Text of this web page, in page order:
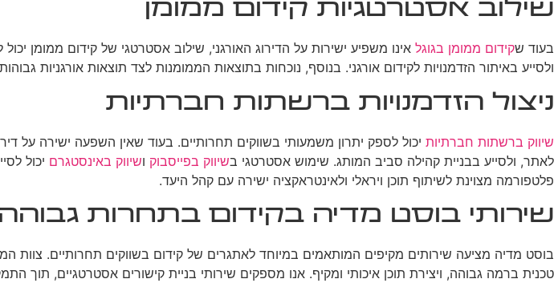
שילוב אסטרטגיות קידום ממומן
בעוד שקידום ממומן בגוגל אינו משפיע ישירות על הדירוג האורגני, שילוב אסטרטגי של קידום ממומן
ולסייע באיתור הזדמנויות לקידום אורגני. בנוסף, נוכחות בתוצאות הממומנות לצד תוצאות אורגניות
ניצול הזדמנויות ברשתות חברתיות
שיווק ברשתות חברתיות יכול לספק יתרון משמעותי בשווקים תחרותיים. בעוד שאין השפעה ישירה על
לאתר, ולסייע בבניית קהילה סביב המותג. שימוש אסטרטגי בשיווק בפייסבוק ושיווק באינסטגרם יכול
פלטפורמה מצוינת לשיתוף תוכן ויראלי ולאינטראקציה ישירה עם קהל היעד.
שירותי בוסט מדיה בקידום בתחרות גבוהה
טכנית ברמה גבוהה, ויצירת תוכן איכותי ומקיף. אנו מספקים שירותי בניית קישורים אסטרטגיים,